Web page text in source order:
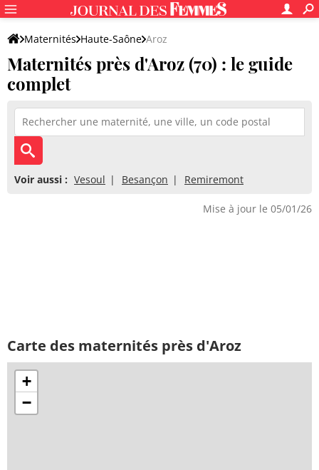
Maternités Haute-Saône Aroz
Maternités près d'Aroz (70) : le guide
complet
Voir aussi : Vesoul Besançon Remiremont
Mise à jour le 05/01/26
Carte des maternités près d'Aroz
+
−